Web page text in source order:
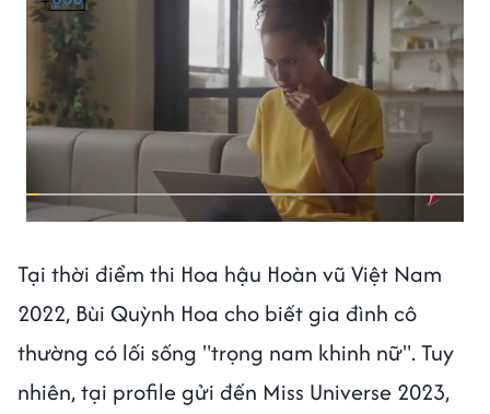
Tại thời điểm thi Hoa hậu Hoàn vũ Việt Nam
2022, Bùi Quỳnh Hoa cho biết gia đình cô
thường có lối sống "trọng nam khinh nữ". Tuy
nhiên, tại profile gửi đến Miss Universe 2023,